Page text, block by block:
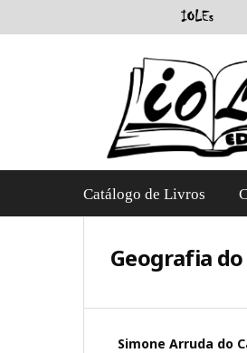
Catálogo de Livros
Geografia do
Simone Arruda do